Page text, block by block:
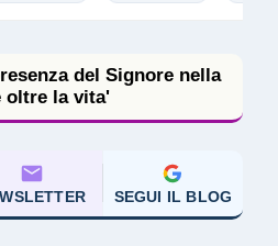
del Signore nella
oltre la vita'
SEGUI IL BLOG